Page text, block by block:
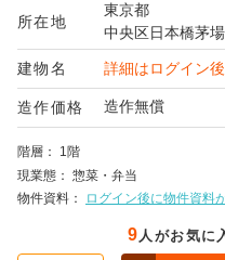
所在地
東京都
中央区日本橋茅
建物名 詳細はログイン
造作価格 造作無償
階層 1階
現業態
惣菜・弁当
物件資料
ログイン後に物件資料
9 人がお気に